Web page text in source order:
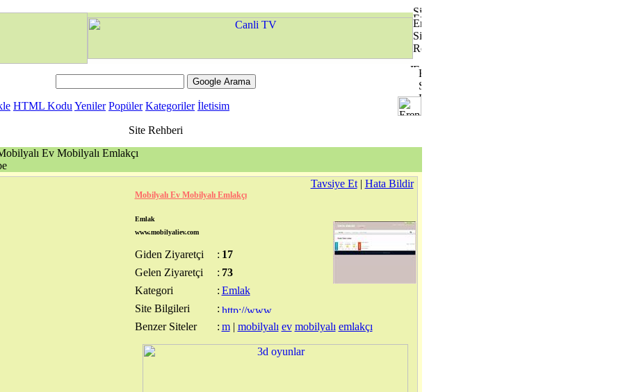
HTML Kodu Yeniler Popüler Kategoriler İletisim
Site Rehberi
Ev Mobilyalı Emlakçı
Tavsiye Et| Hata Bildir
Mobilyalı Ev Mobilyalı Emlakçı
Emlak
www.mobilyaliev.com
Giden Ziyaretçi : 17
Gelen Ziyaretçi
: 73
Kategori
: Emlak
Site Bilgileri
:
Benzer Siteler
: m| mobilyalı ev mobilyalı emlakçı